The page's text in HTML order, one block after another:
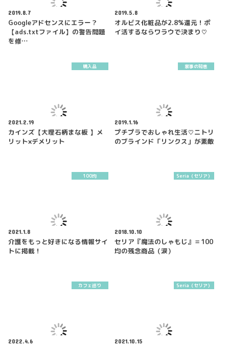
2019.8.7
Googleアドセンスにエラー？
【ads.txtファイル】の警告問題
を修…
2019.5.8
オルビス化粧品が2.8%還元！ポ
イ活するならワラウで決まり♡
購入品
2021.2.19
カインズ【大理石柄まな板 】メ
リット×デメリット
家事の知恵
2019.1.16
プチプラでおしゃれ生活♡ニトリ
のブラインド「リンクス」が素敵
100均
2021.1.8
介護をもっと好きになる情報サイ
トに掲載！
Seria（セリア）
2018.10.10
セリア『魔法のしゃもじ』＝100
均の残念商品（涙）
カフェ巡り
2022.4.6
Seria（セリア）
2021.10.15